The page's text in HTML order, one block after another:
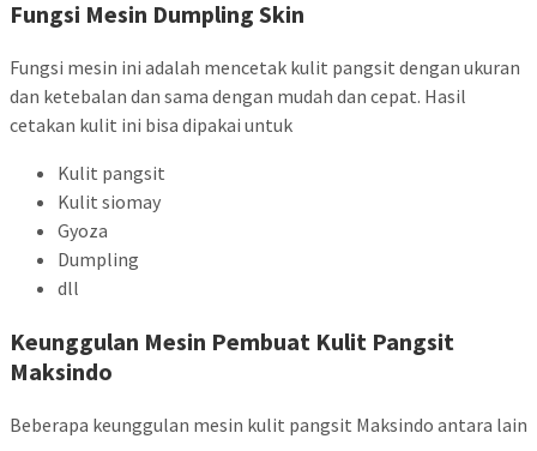
Fungsi Mesin Dumpling Skin
Fungsi mesin ini adalah mencetak kulit pangsit dengan ukuran
dan ketebalan dan sama dengan mudah dan cepat. Hasil
cetakan kulit ini bisa dipakai untuk
Kulit pangsit
Kulit siomay
Gyoza
Dumpling
dll
Keunggulan Mesin Pembuat Kulit Pangsit
Maksindo
Beberapa keunggulan mesin kulit pangsit Maksindo antara lain